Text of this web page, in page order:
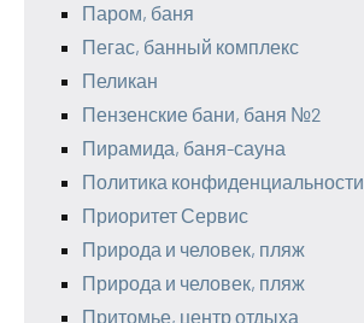
Паром, баня
Пегас, банный комплекс
Пеликан
Пензенские бани, баня №2
Пирамида, баня-сауна
Политика конфиденциальности
Приоритет Сервис
Природа и человек, пляж
Природа и человек, пляж
Притомье, центр отдыха